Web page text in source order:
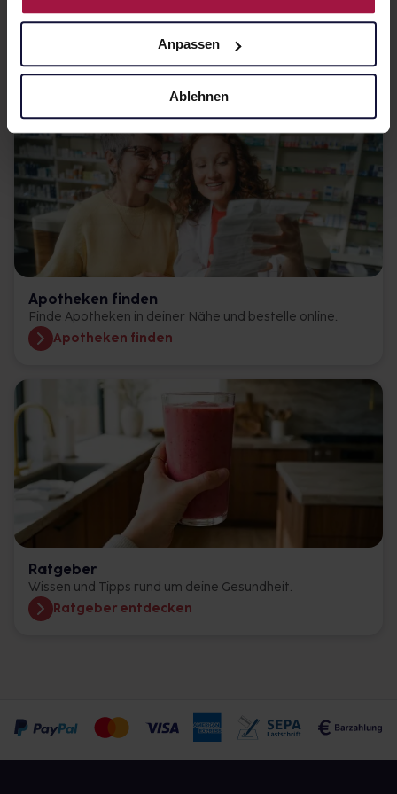
Anpassen
Ablehnen
Medikationsplan
Lass dich vom Einnehmen nicht einnehmen.
Medikamente verwalten
Apotheken finden
Finde Apotheken in deiner Nähe und bestelle online.
Apotheken finden
Ratgeber
Wissen und Tipps rund um deine Gesundheit.
Ratgeber entdecken